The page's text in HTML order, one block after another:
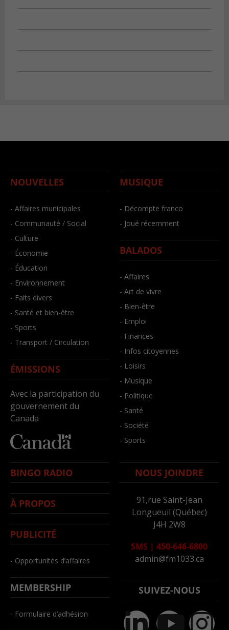
NOUVELLES
- Affaires municipales
- Communauté / Social
- Culture
- Économie
- Éducation
- Environnement
- Faits divers
- Santé et bien-être
- Sports
- Transport / Circulation
ÉMISSIONS
Avec la participation du
gouvernement du
Canada
MUSIQUE
- Décompte franco
- Joué récemment
BALADOS
- Affaires
- Art de vivre
- Bien-être
- Emploi
- Finances
- Infos citoyennes
- Loisirs
- Musique
- Politique
- Santé
- Société
- Sports
BINGO RADIO
À PROPOS
PUBLICITÉ
- Opportunités d’affaires
MEMBERSHIP
- Formulaire d’adhésion
NOUS JOINDRE
91,rue Saint-Jean
Longueuil (Québec)
J4H 2W8
SMS | 450-646-6800
admin@fm1033.ca
SUIVEZ-NOUS